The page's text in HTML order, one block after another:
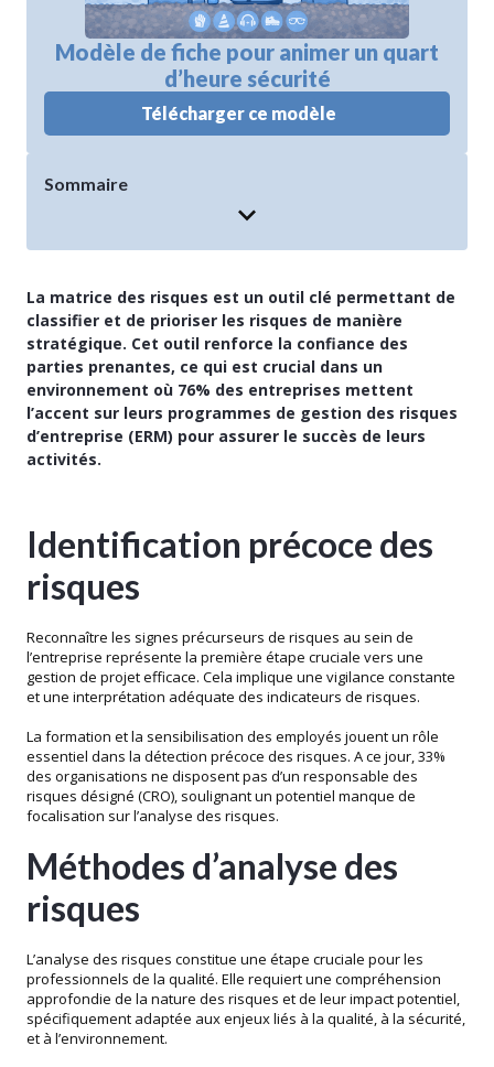
Sommaire
Modèle de fiche pour animer un quart
d’heure sécurité
Télécharger ce modèle
La matrice des risques est un outil clé permettant de
classifier et de prioriser les risques de manière
stratégique. Cet outil renforce la confiance des
parties prenantes, ce qui est crucial dans un
environnement où 76% des entreprises mettent
l’accent sur leurs programmes de gestion des risques
d’entreprise (ERM) pour assurer le succès de leurs
activités​​​​.
Identification précoce des
risques
Reconnaître les signes précurseurs de risques au sein de
l’entreprise représente la première étape cruciale vers une
gestion de projet efficace. Cela implique une vigilance constante
et une interprétation adéquate des indicateurs de risques.
La formation et la sensibilisation des employés jouent un rôle
essentiel dans la détection précoce des risques. A ce jour, 33%
des organisations ne disposent pas d’un responsable des
risques désigné (CRO), soulignant un potentiel manque de
focalisation sur l’analyse des risques.
Méthodes d’analyse des
risques
L’analyse des risques constitue une étape cruciale pour les
professionnels de la qualité. Elle requiert une compréhension
approfondie de la nature des risques et de leur impact potentiel,
spécifiquement adaptée aux enjeux liés à la qualité, à la sécurité,
et à l’environnement.